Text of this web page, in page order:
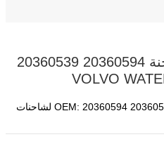
خزان توسيع المبرد للشاحنة 20360594 20360539
خزان توسيع مبرد المبرد للشاحنة OEM: 20360594 20360539 لشاحنات